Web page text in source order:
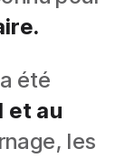
été
et au
les